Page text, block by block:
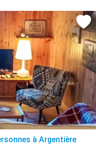
à Argentière